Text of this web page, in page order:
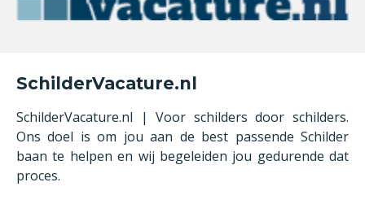
SchilderVacature.nl
SchilderVacature.nl | Voor schilders door schilders.
Ons doel is om jou aan de best passende Schilder
baan te helpen en wij begeleiden jou gedurende dat
proces.